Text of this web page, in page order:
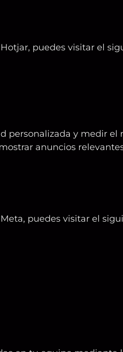
puedes visitar el
personalizada y medir
anuncios
puedes visitar el